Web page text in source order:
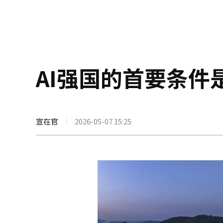
AI强国的首要条件
宣在官 2026-05-07 15:25